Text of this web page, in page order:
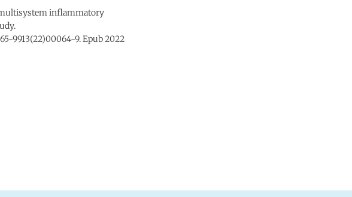
inflammatory
9913(22)00064-9. Epub 2022